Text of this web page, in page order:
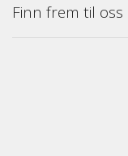
Finn frem til oss